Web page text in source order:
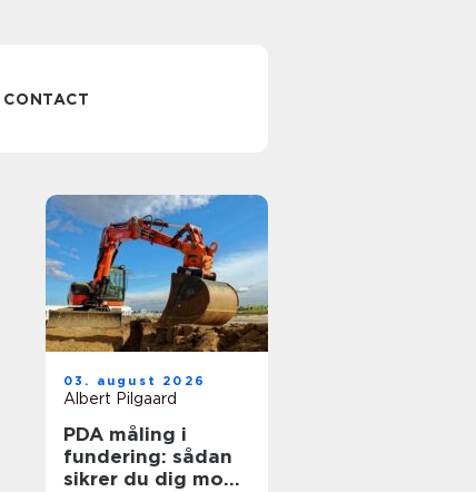
CONTACT
03. august 2026
Albert Pilgaard
PDA måling i
fundering: sådan
sikrer du dig mod